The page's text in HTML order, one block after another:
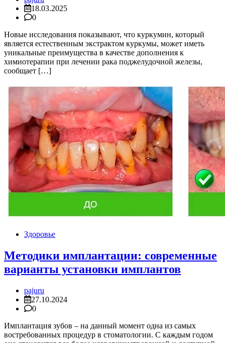
18.03.2025
0
Новые исследования показывают, что куркумин, который
является естественным экстрактом куркумы, может иметь
уникальные преимущества в качестве дополнения к
химиотерапии при лечении рака поджелудочной железы,
сообщает […]
Здоровье
Методики имплантации: современные
варианты установки имплантов
pajuru
27.10.2024
0
Имплантация зубов – на данный момент одна из самых
востребованных процедур в стоматологии. С каждым годом